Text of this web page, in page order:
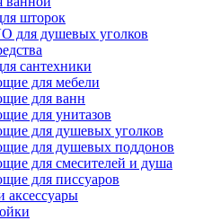
шторок
для душевых уголков
сантехники
для мебели
для ванн
для унитазов
для душевых уголков
для душевых поддонов
для смесителей и душа
для писсуаров